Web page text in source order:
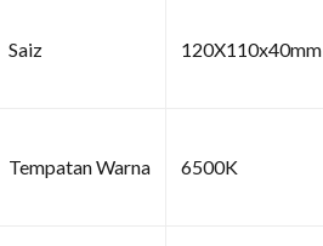
Saiz 120X110x40mm
Tempatan Warna 6500K